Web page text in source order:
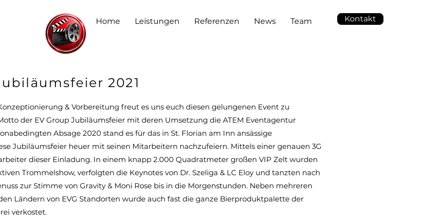
Home Leistungen Referenzen News Team Kontakt
2021
& Vorbereitung freut es uns euch diesen gelungenen Event zu
der EV Group Jubiläumsfeier mit deren Umsetzung die ATEM Eventagentur
Absage 2020 stand es für das in St. Florian am Inn ansässige
Jubiläumsfeier heuer mit seinen Mitarbeitern nachzufeiern. Mittels einer genauen 3G
dieser Einladung. In einem knapp 2.000 Quadratmeter großen VIP Zelt wurden
Trommelshow, verfolgten die Keynotes von Dr. Szeliga & LC Eloy und tanzten nach
zur Stimme von Gravity & Moni Rose bis in die Morgenstunden. Neben mehreren
Ländern von EVG Standorten wurde auch fast die ganze Bierproduktpalette der
verkostet.